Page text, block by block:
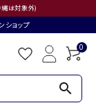
縄は対象外)
ョップ
0
search